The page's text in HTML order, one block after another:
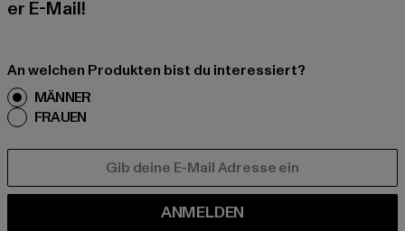
er E-Mail!
An welchen Produkten bist du interessiert?
MÄNNER
FRAUEN
ANMELDEN